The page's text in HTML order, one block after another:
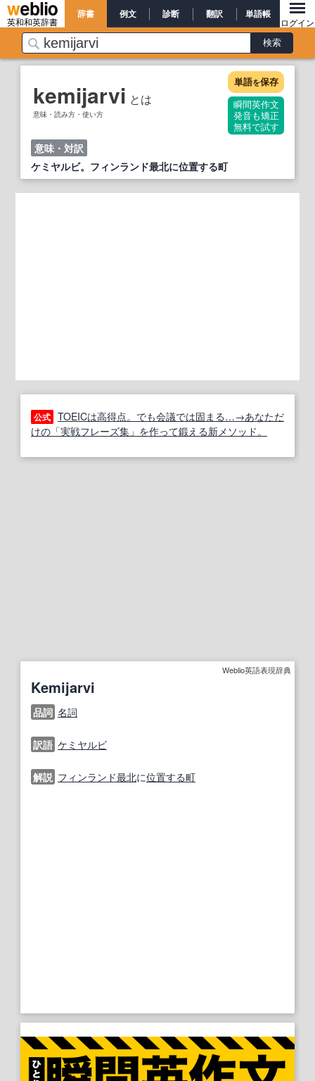
英和和英辞書
辞書 例文 診断 翻訳 単語帳
ログイン
kemijarvi とは
意味・読み方・使い方
単語を保存
瞬間英作文
発音も矯正
無料で試す
意味・対訳
ケミヤルビ。フィンランド最北に位置する町
公式 TOEICは高得点。でも会議では固まる…→あなただ
けの「実戦フレーズ集」を作って鍛える新メソッド。
Weblio英語表現辞典
Kemijarvi
品詞 名詞
訳語 ケミヤルビ
解説 フィンランド最北に位置する町